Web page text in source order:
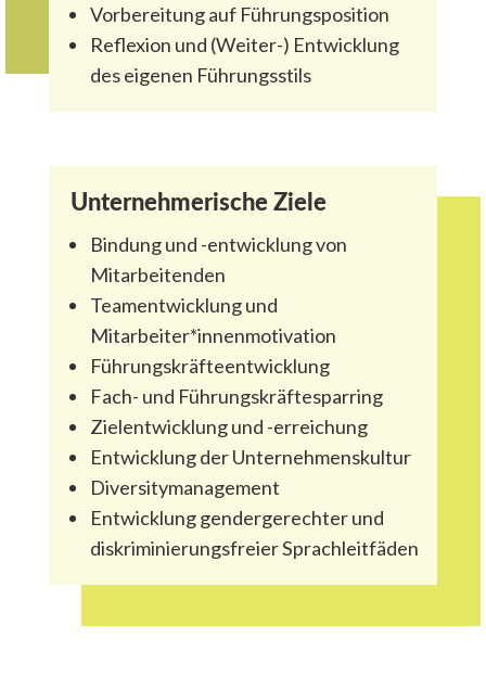
Vorbereitung auf Führungsposition
Reflexion und (Weiter-) Entwicklung
des eigenen Führungsstils
Unternehmerische Ziele
Bindung und -entwicklung von
Mitarbeitenden
Teamentwicklung und
Mitarbeiter*innenmotivation
Führungskräfteentwicklung
Fach- und Führungskräftesparring
Zielentwicklung und -erreichung
Entwicklung der Unternehmens­kultur
Diversitymanagement
Entwicklung gendergerechter und
diskriminierungsfreier Sprach­leitfäden